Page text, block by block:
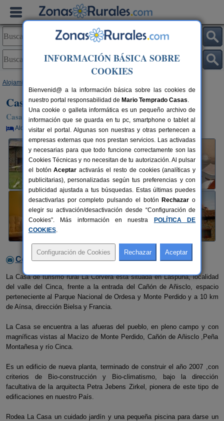
Alojamientos
Casa Rural La Corvera
Casa Rural en Laspuña (Huesca)
Alquiler por habitaciones 11 plazas 110 km de Huesca
Contactar con el alojamiento
La Casa de turismo rural La Corvera está situada en Laspuña, localidad
del valle del Cinca, frente a la entrada del Cañón de Añisclo, espacio
perteneciente al Parque Nacional de Ordesa y Monte Perdido y a 10 km
de Aínsa, dirección Bielsa y Francia.
La Casa se encuentra a las afueras del pueblo, en pleno campo y con
magníficas vistas al Macizo de Monte Perdido, Cañón de Añisclo ,Peña
Montañesa y río Cinca.
Es un edificio de nueva planta, terminado de construir el año 2007 ,con
criterios de Bio-construcción y Bio-climatismo, bajo la dirección
facultativa de la arquitecta Petra Jebens Zirkel, pionera de este tipo de
edificaciones en nuestro País.
Rodea La Casa un cuidado jardín y una pequeña piscina para darse un
INFORMACIÓN BÁSICA SOBRE
COOKIES
Bienvenid@ a la información básica sobre las cookies de
nuestro portal responsabilidad de Mario Temprado Casas.
Una cookie o galleta informática es un pequeño archivo de
información que se guarda en tu pc, smartphone o tablet al
visitar el portal. Algunas son nuestras y otras pertenecen a
empresas externas que nos prestan servicios. Las activadas
y necesarias para que todo funcione correctamente son las
Cookies Técnicas y no necesitan de tu autorización. Al pulsar
el botónAceptar activarás el resto de cookies (analíticas y
publicitarias), personalizadas según tus preferencias y con
publicidad ajustada a tus búsquedas. Estas últimas puedes
desactivarlas por completo pulsando el botón Rechazar o
elegir su activación/desactivación desde “Configuración de
Cookies”. Más información en nuestra
POLÍTICA DE
COOKIES.